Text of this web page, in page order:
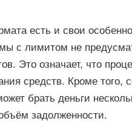
есть и свои
с лимитом не
Это означает, что
средств. Кроме того,
брать деньги
задолженности.